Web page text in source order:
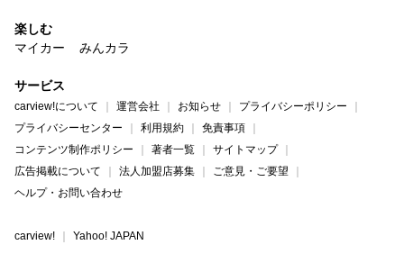
楽しむ
マイカー
みんカラ
サービス
carview!について 運営会社 お知らせ
プライバシーポリシー
プライバシーセンター
利用規約
免責事項
コンテンツ制作ポリシー
著者一覧
サイトマップ
広告掲載について
法人加盟店募集
ご意見・ご要望
ヘルプ・お問い合わせ
carview! Yahoo! JAPAN